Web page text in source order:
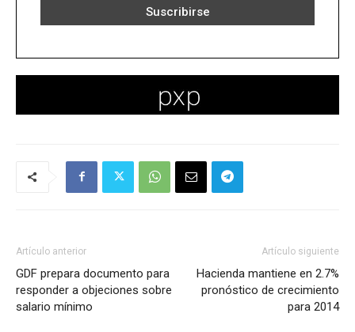
Artículo anterior
GDF prepara documento para
responder a objeciones sobre
salario mínimo
Artículo siguiente
Hacienda mantiene en 2.7%
pronóstico de crecimiento
para 2014